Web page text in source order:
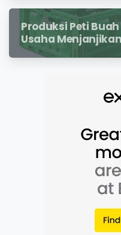
Produksi Peti
Usaha
Distribusi Hasil